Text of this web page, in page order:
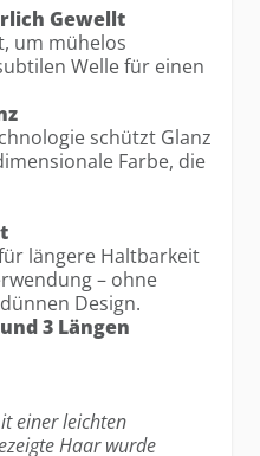
Gewellt
um mühelos
Welle für einen
schützt Glanz
Farbe, die
längere Haltbarkeit
– ohne
Design.
3 Längen
einer leichten
Haar wurde